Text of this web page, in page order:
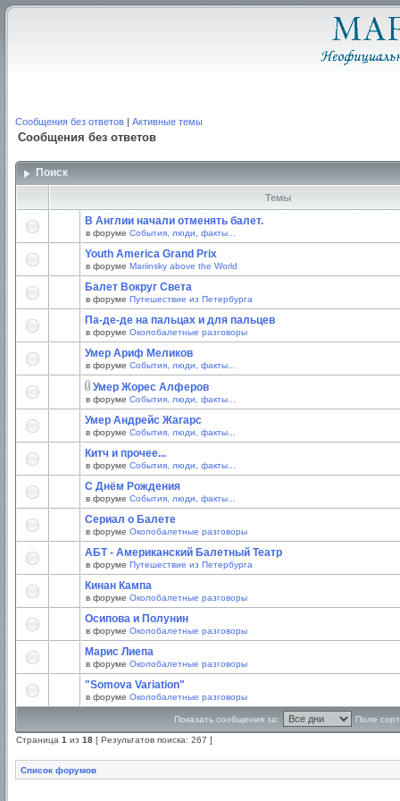
Сообщения без ответов | Активные темы
Сообщения без ответов
Поиск
Темы
В Англии начали отменять балет.
в форуме События, люди, факты...
Youth America Grand Prix
в форуме Mariinsky above the World
Балет Вокруг Света
в форуме Путешествие из Петербурга
Па-де-де на пальцах и для пальцев
в форуме Околобалетные разговоры
Умер Ариф Меликов
в форуме События, люди, факты...
Умер Жорес Алферов
в форуме События, люди, факты...
Умер Андрейс Жагарс
в форуме События, люди, факты...
Китч и прочее...
в форуме События, люди, факты...
С Днём Рождения
в форуме События, люди, факты...
Сериал о Балете
в форуме Околобалетные разговоры
АБТ - Американский Балетный Театр
в форуме Путешествие из Петербурга
Кинан Кампа
в форуме Околобалетные разговоры
Осипова и Полунин
в форуме Околобалетные разговоры
Марис Лиепа
в форуме Околобалетные разговоры
"Somova Variation"
в форуме Околобалетные разговоры
Показать сообщения за: Поле
Страница 1 из 18 [ Результатов поиска: 267 ]
Список форумов